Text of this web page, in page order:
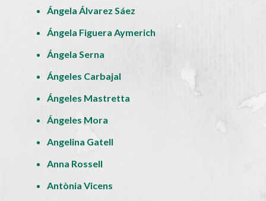
Ángela Álvarez Sáez
Ángela Figuera Aymerich
Ángela Serna
Ángeles Carbajal
Ángeles Mastretta
Ángeles Mora
Angelina Gatell
Anna Rossell
Antònia Vicens